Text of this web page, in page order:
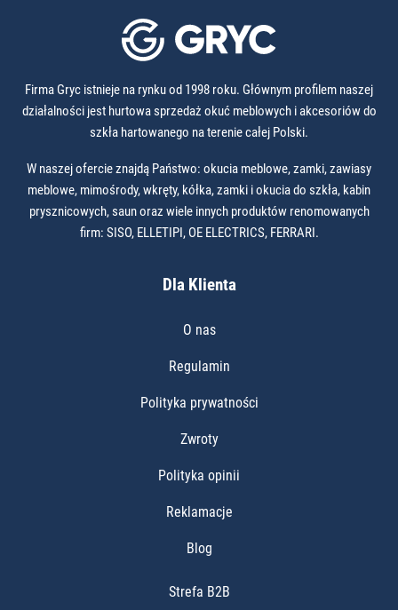
Firma Gryc istnieje na rynku od 1998 roku. Głównym profilem naszej
działalności jest hurtowa sprzedaż okuć meblowych i akcesoriów do
szkła hartowanego na terenie całej Polski.
W naszej ofercie znajdą Państwo: okucia meblowe, zamki, zawiasy
meblowe, mimośrody, wkręty, kółka, zamki i okucia do szkła, kabin
prysznicowych, saun oraz wiele innych produktów renomowanych
firm: SISO, ELLETIPI, OE ELECTRICS, FERRARI.
Dla Klienta
O nas
Regulamin
Polityka prywatności
Zwroty
Polityka opinii
Reklamacje
Blog
Strefa B2B